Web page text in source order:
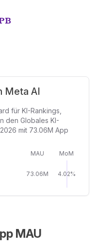
Meta AI
für KI-Rankings,
den Globales KI-
mit 73.06M App
MAU MoM
73.06M 4.02%
MAU